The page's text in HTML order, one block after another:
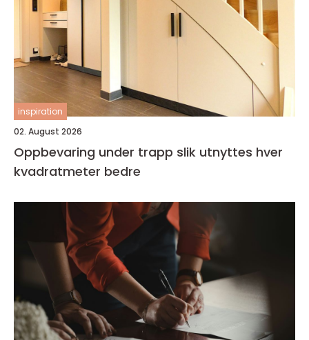
inspiration
02. August 2026
Oppbevaring under trapp slik utnyttes hver
kvadratmeter bedre